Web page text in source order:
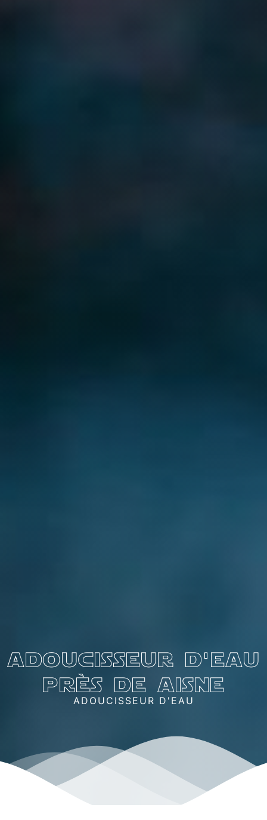
adoucisseur d'eau
près de aisne
ADOUCISSEUR D'EAU